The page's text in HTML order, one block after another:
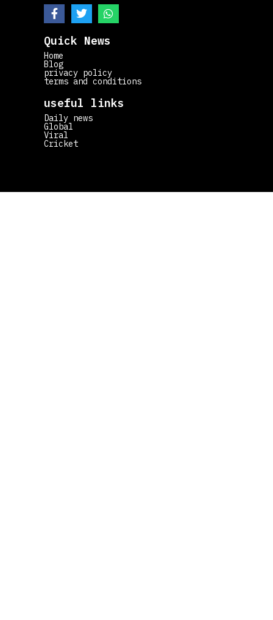
Quick News
Home
Blog
privacy policy
terms and conditions
useful links
Daily news
Global
Viral
Cricket